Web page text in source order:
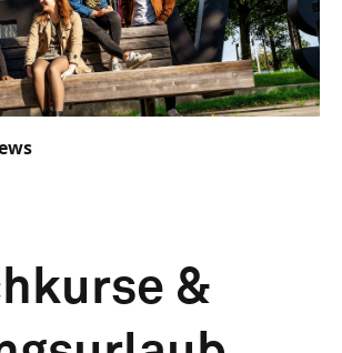
&